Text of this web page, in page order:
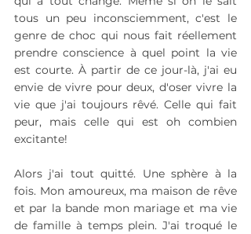
tous un peu inconsciemment, c'est le
genre de choc qui nous fait réellement
prendre conscience à quel point la vie
est courte. À partir de ce jour-là, j'ai eu
envie de vivre pour deux, d'oser vivre la
vie que j'ai toujours rêvé. Celle qui fait
peur, mais celle qui est oh combien
excitante!
Alors j'ai tout quitté. Une sphère à la
fois. Mon amoureux, ma maison de rêve
et par la bande mon mariage et ma vie
de famille à temps plein. J'ai troqué le